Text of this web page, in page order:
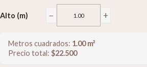
Alto (m) − +
Metros cuadrados: 1.00m²
Precio total: $22.500